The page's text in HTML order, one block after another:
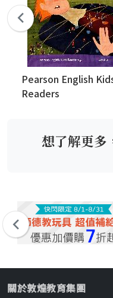
Pearson English
Readers
想了解更多
關於敦煌教育集團